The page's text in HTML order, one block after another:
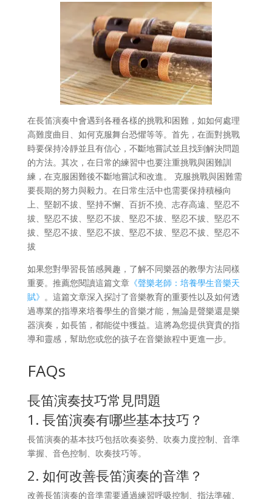
在長笛演奏中會遇到各種各樣的挑戰和困難，如如何處理
高難度曲目、如何克服舞台恐懼等等。首先，在面對挑戰
時要保持冷靜並且有信心，不斷地嘗試並且找到解決問題
的方法。其次，在日常的練習中也要注重挑戰與困難訓
練，在克服困難後不斷地嘗試和改進。 克服挑戰與困難需
要長期的努力與毅力。在日常生活中也需要保持積極向
上、堅韌不拔、堅持不懈、百折不撓、志存高遠、堅忍不
拔、堅忍不拔、堅忍不拔、堅忍不拔、堅忍不拔、堅忍不
拔、堅忍不拔、堅忍不拔、堅忍不拔、堅忍不拔、堅忍不
拔
如果您對學習長笛感興趣，了解不同樂器的教學方法同樣
重要。推薦您閱讀這篇文章《聲樂老師：培養學生音樂天
賦》 。這篇文章深入探討了音樂教育的重要性以及如何透
過專業的指導來培養學生的音樂才能，無論是聲樂還是樂
器演奏，如長笛，都能從中獲益。這將為您提供寶貴的指
導和靈感，幫助您或您的孩子在音樂旅程中更進一步。
FAQs
長笛演奏技巧常見問題
1. 長笛演奏有哪些基本技巧？
長笛演奏的基本技巧包括吹奏姿勢、吹奏力度控制、音準
掌握、音色控制、吹奏技巧等。
2. 如何改善長笛演奏的音準？
改善長笛演奏的音準需要通過練習呼吸控制、指法準確、